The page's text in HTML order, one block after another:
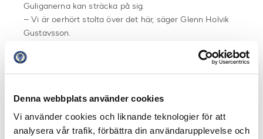
Denna webbplats använder cookies
Vi använder cookies och liknande teknologier för att
analysera vår trafik, förbättra din användarupplevelse och
Guliganerna kan sträcka på sig.
– Vi är oerhört stolta över det här, säger Glenn Holvik
Gustavsson.
Guliganerna samarbetar också med Damallsvenska
Göteborg FC. Detta som ett utbytte då GFC:s projekt
– Vi får biljetter till en match hos dom och deras
projekt får biljetter av oss, förklarar Glenn Holvik
Gustavsson.